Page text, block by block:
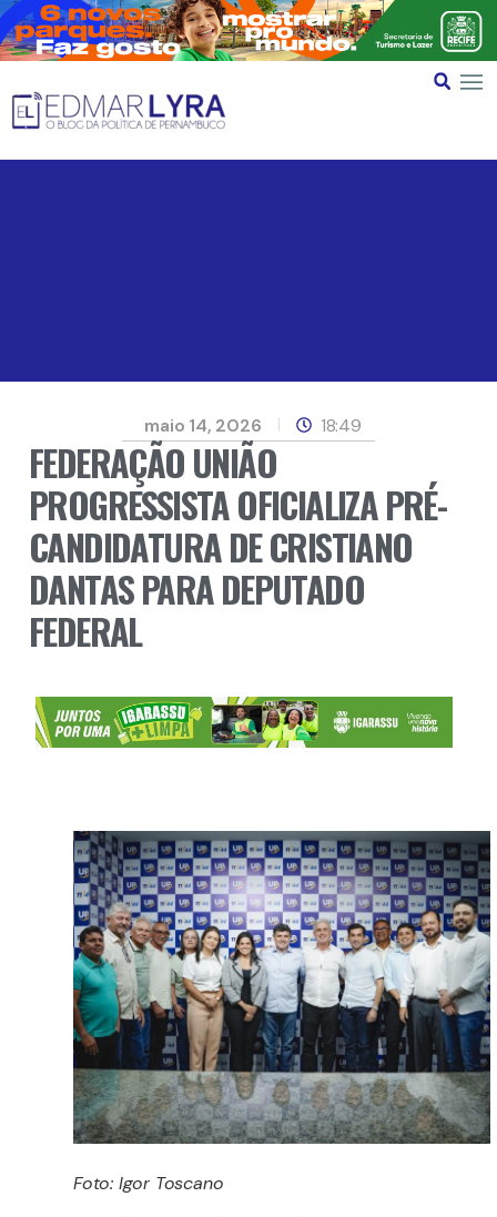
maio 14, 2026 18:49
FEDERAÇÃO UNIÃO
PROGRESSISTA OFICIALIZA PRÉ-
CANDIDATURA DE CRISTIANO
DANTAS PARA DEPUTADO
FEDERAL
Foto: Igor Toscano